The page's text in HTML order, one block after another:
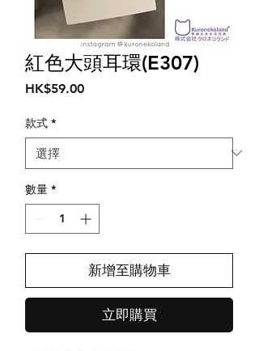
紅色大頭耳環(E307)
HK$59.00價
款式 *
數量 *
新增至購物車
立即購買